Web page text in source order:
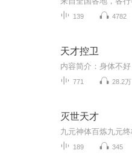
139 4782
天才控卫
771 28.2万
灭世天才
189 345